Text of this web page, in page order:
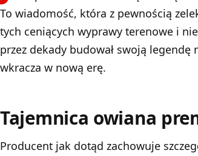
To wiadomość, która z pewnością
tych ceniących wyprawy terenowe i
przez dekady budował swoją
wkracza w nową erę.
Tajemnica owiana
Producent jak dotąd zachowuje